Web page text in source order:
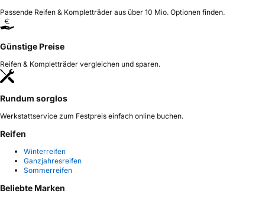
Passende Reifen & Kompletträder aus über 10 Mio. Optionen finden.
Günstige Preise
Reifen & Kompletträder vergleichen und sparen.
Rundum sorglos
Werkstattservice zum Festpreis einfach online buchen.
Reifen
Winterreifen
Ganzjahresreifen
Sommerreifen
Beliebte Marken